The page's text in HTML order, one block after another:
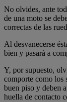
No olvides, ante
de una moto se
correctas de las
Al desvanecerse
bien y pasará a
Y, por supuesto,
comporte como los
buen piso y deben
huella de contacto